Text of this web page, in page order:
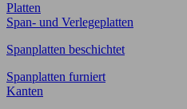
Platten
Span- und Verlegeplatten
Spanplatten beschichtet
Spanplatten furniert
Kanten